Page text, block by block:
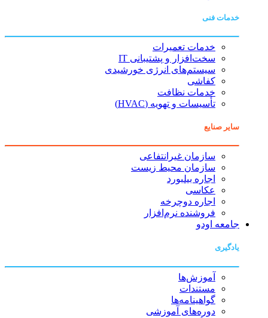
خدمات فنی
خدمات تعمیرات
سخت‌افزار و پشتیبانی IT
سیستم‌های انرژی خورشیدی
کفاشی
خدمات نظافت
تأسیسات و تهویه (HVAC)
سایر صنایع
سازمان غیرانتفاعی
سازمان محیط زیست
اجاره بیلبورد
عکاسی
اجاره دوچرخه
فروشنده نرم‌افزار
جامعه اودو
یادگیری
آموزش‌ها
مستندات
گواهینامه‌ها
دوره‌های آموزشی